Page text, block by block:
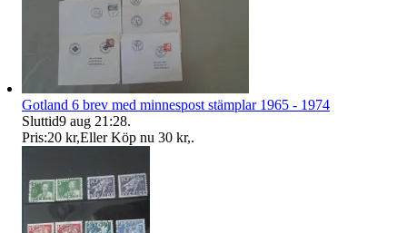
Gotland 6 brev med minnespost stämplar 1965 - 1974
Sluttid9 aug 21:28.
Pris:20 kr,Eller Köp nu 30 kr,.